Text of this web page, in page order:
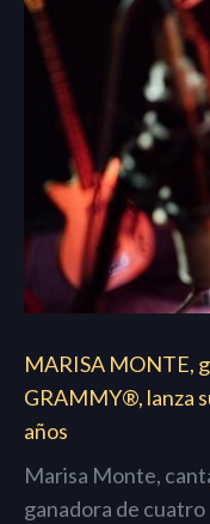
MARISA MONTE,
GRAMMY®, lanza
años
Marisa Monte,
ganadora de